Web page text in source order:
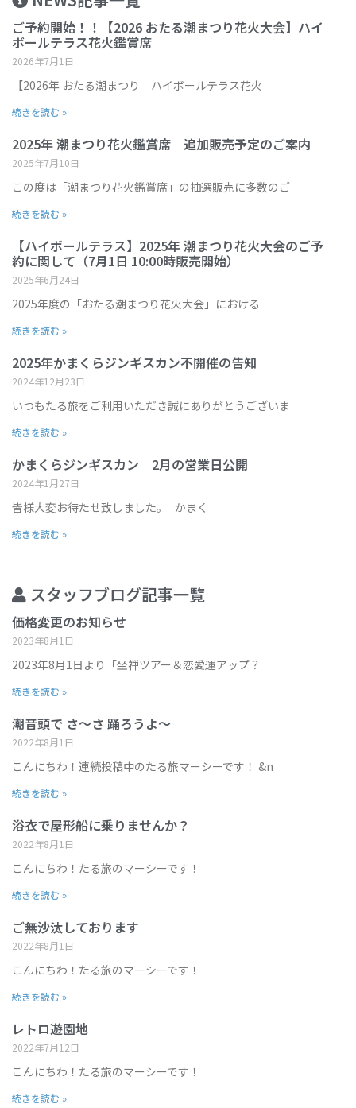
ご予約開始！！【2026 おたる潮まつり花火大会】ハイ
ボールテラス花火鑑賞席
2026年7月1日
【2026年 おたる潮まつり ハイボールテラス花火
続きを読む »
2025年 潮まつり花火鑑賞席 追加販売予定のご案内
2025年7月10日
この度は「潮まつり花火鑑賞席」の抽選販売に多数のご
続きを読む »
【ハイボールテラス】2025年 潮まつり花火大会のご予
約に関して（7月1日 10:00時販売開始）
2025年6月24日
2025年度の「おたる潮まつり花火大会」における
続きを読む »
2025年かまくらジンギスカン不開催の告知
2024年12月23日
いつもたる旅をご利用いただき誠にありがとうございま
続きを読む »
かまくらジンギスカン 2月の営業日公開
2024年1月27日
皆様大変お待たせ致しました。 かまく
続きを読む »
スタッフブログ記事一覧
価格変更のお知らせ
2023年8月1日
2023年8月1日より「坐禅ツアー＆恋愛運アップ？
続きを読む »
潮音頭で さ～さ 踊ろうよ～
2022年8月1日
こんにちわ！連続投稿中のたる旅マーシーです！ &n
続きを読む »
浴衣で屋形船に乗りませんか？
2022年8月1日
こんにちわ！たる旅のマーシーです！
続きを読む »
ご無沙汰しております
2022年8月1日
こんにちわ！たる旅のマーシーです！
続きを読む »
レトロ遊園地
2022年7月12日
こんにちわ！たる旅のマーシーです！
続きを読む »